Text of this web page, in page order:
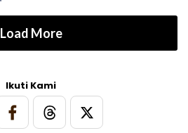
Load More
Ikuti Kami